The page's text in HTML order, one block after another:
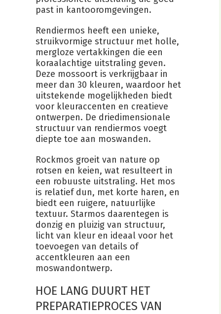
past in kantooromgevingen.
Rendiermos heeft een unieke,
struikvormige structuur met holle,
mergloze vertakkingen die een
koraalachtige uitstraling geven.
Deze mossoort is verkrijgbaar in
meer dan 30 kleuren, waardoor het
uitstekende mogelijkheden biedt
voor kleuraccenten en creatieve
ontwerpen. De driedimensionale
structuur van rendiermos voegt
diepte toe aan moswanden.
Rockmos groeit van nature op
rotsen en keien, wat resulteert in
een robuuste uitstraling. Het mos
is relatief dun, met korte haren, en
biedt een ruigere, natuurlijke
textuur. Starmos daarentegen is
donzig en pluizig van structuur,
licht van kleur en ideaal voor het
toevoegen van details of
accentkleuren aan een
moswandontwerp.
HOE LANG DUURT HET
PREPARATIEPROCES VAN